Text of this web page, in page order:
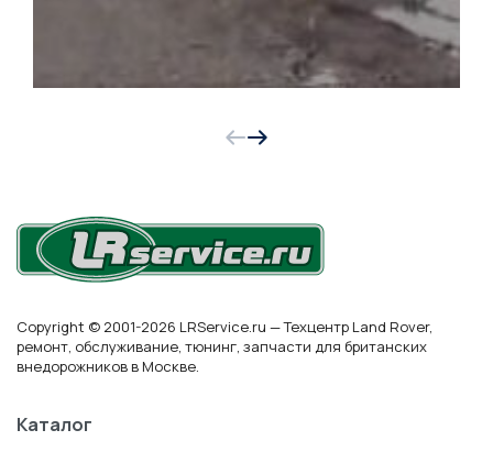
Copyright © 2001-2026 LRService.ru — Техцентр Land Rover,
ремонт, обслуживание, тюнинг, запчасти для британских
внедорожников в Москве.
Каталог